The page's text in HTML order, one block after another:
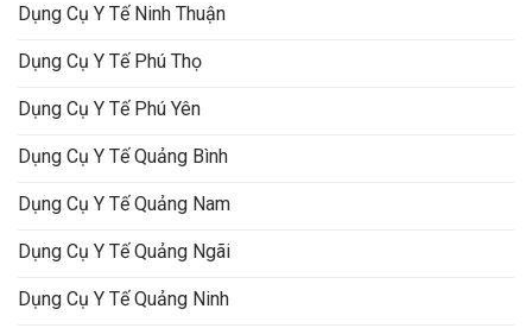
Dụng Cụ Y Tế Ninh Thuận
Dụng Cụ Y Tế Phú Thọ
Dụng Cụ Y Tế Phú Yên
Dụng Cụ Y Tế Quảng Bình
Dụng Cụ Y Tế Quảng Nam
Dụng Cụ Y Tế Quảng Ngãi
Dụng Cụ Y Tế Quảng Ninh